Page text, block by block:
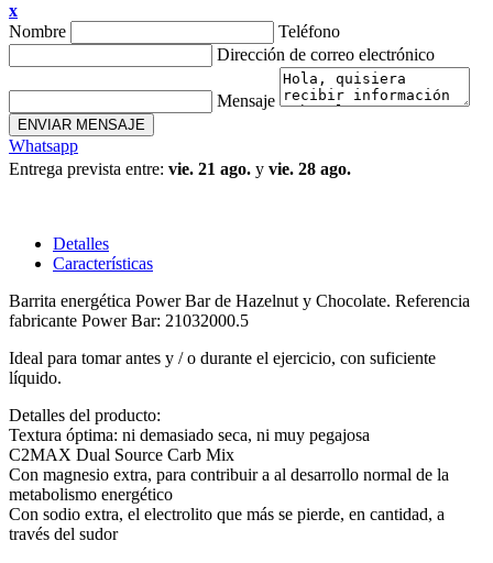
x
Nombre
Teléfono
Dirección de correo electrónico
Mensaje
ENVIAR MENSAJE
Whatsapp
Entrega prevista entre: vie. 21 ago. y vie. 28 ago.
Detalles
Características
Barrita energética Power Bar de Hazelnut y Chocolate. Referencia
fabricante Power Bar: 21032000.5
Ideal para tomar antes y / o durante el ejercicio, con suficiente
líquido.
Detalles del producto:
Textura óptima: ni demasiado seca, ni muy pegajosa
C2MAX Dual Source Carb Mix
Con magnesio extra, para contribuir a al desarrollo normal de la
metabolismo energético
Con sodio extra, el electrolito que más se pierde, en cantidad, a
través del sudor